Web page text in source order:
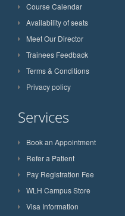
Course Calendar
Availability of seats
Meet Our Director
Trainees Feedback
Terms & Conditions
Privacy policy
Services
Book an Appointment
Refer a Patient
Pay Registration Fee
WLH Campus Store
Visa Information